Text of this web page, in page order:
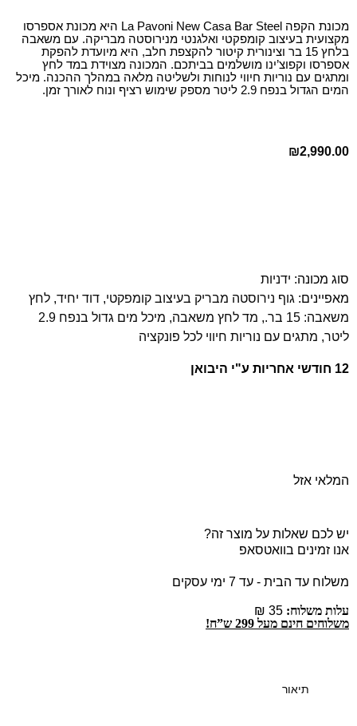
מכונת הקפה La Pavoni New Casa Bar Steel היא מכונת אספרסו
מקצועית בעיצוב קומפקטי ואלגנטי מנירוסטה מבריקה. עם משאבה
בלחץ 15 בר וצינורית קיטור להקצפת חלב, היא מיועדת להפקת
אספרסו וקפוצ’ינו מושלמים בביתכם. המכונה מצוידת במד לחץ
ומתגים עם נוריות חיווי לנוחות ולשליטה מלאה במהלך ההכנה. מיכל
המים הגדול בנפח 2.9 ליטר מספק שימוש רציף ונוח לאורך זמן.
₪2,990.00
סוג מכונה: ידניות
מאפיינים: גוף נירוסטה מבריק בעיצוב קומפקטי, דוד יחיד, לחץ
משאבה: 15 בר.
, מד לחץ משאבה,
מיכל מים גדול בנפח 2.9
ליטר, מתגים עם נוריות חיווי לכל פונקציה
12 חודשי אחריות ע"י היבואן
המלאי אזל
יש לכם שאלות על מוצר זה?
אנו זמינים בוואטסאפ
משלוח עד הבית - עד 7 ימי עסקים
עלות משלוח:
משלוחים חינם מעל 299 ש”ח!
תיאור